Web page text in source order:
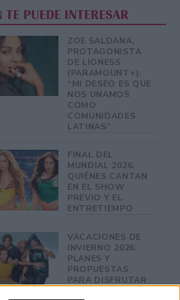
TE PUEDE INTERESAR
ZOE SALDANA,
PROTAGONISTA
DE LIONESS
(PARAMOUNT+):
“MI DESEO ES QUE
NOS UNAMOS
COMO
COMUNIDADES
LATINAS”
FINAL DEL
MUNDIAL 2026:
QUIÉNES CANTAN
EN EL SHOW
PREVIO Y EL
ENTRETIEMPO
VACACIONES DE
INVIERNO 2026:
PLANES Y
PROPUESTAS
PARA DISFRUTAR